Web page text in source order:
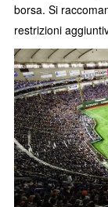
borsa. Si
restrizioni